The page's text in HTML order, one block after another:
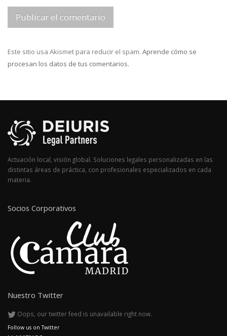
Este sitio usa Akismet para reducir el spam. Aprende cómo se
procesan los datos de tus comentarios.
Actuación local, visión global. Soluciones legales personalizadas en las
distintas áreas de práctica, con profesionales especializados en cada
materia.
Socios Corporativos
Nuestro Twitter
Oops, our twitter feed is unavailable right now.
Follow us on Twitter